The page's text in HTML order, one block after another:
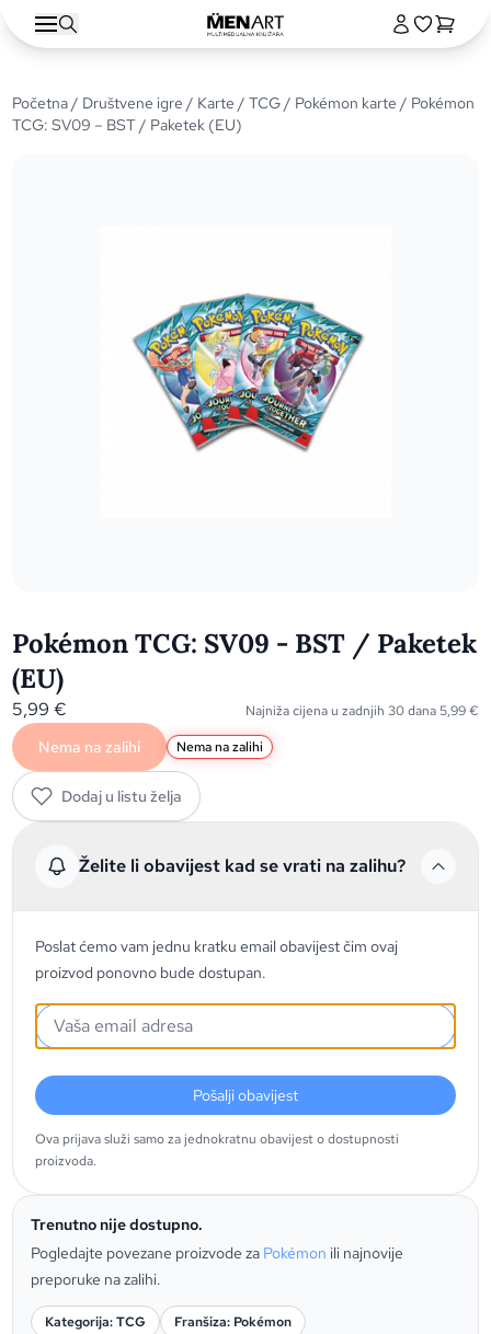
Početna/ Društvene igre / Karte /TCG/ Pokémon karte / Pokémon
TCG: SV09 – BST / Paketek (EU)
Pokémon TCG: SV09 - BST / Paketek
(EU)
5,99€ Najniža cijena u zadnjih 30 dana 5,99€
Nema na zalihi Nema na zalihi
Dodaj u listu želja
Želite li obavijest kad se vrati na zalihu?
Poslat ćemo vam jednu kratku email obavijest čim ovaj
proizvod ponovno bude dostupan.
Pošalji obavijest
Ova prijava služi samo za jednokratnu obavijest o dostupnosti
proizvoda.
Trenutno nije dostupno.
Pogledajte povezane proizvode za Pokémon ili najnovije
preporuke na zalihi.
Kategorija: TCG Franšiza: Pokémon